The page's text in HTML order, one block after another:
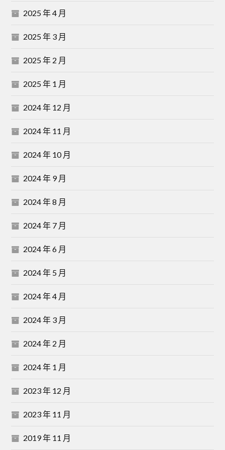
2025 年 4 月
2025 年 3 月
2025 年 2 月
2025 年 1 月
2024 年 12 月
2024 年 11 月
2024 年 10 月
2024 年 9 月
2024 年 8 月
2024 年 7 月
2024 年 6 月
2024 年 5 月
2024 年 4 月
2024 年 3 月
2024 年 2 月
2024 年 1 月
2023 年 12 月
2023 年 11 月
2019 年 11 月